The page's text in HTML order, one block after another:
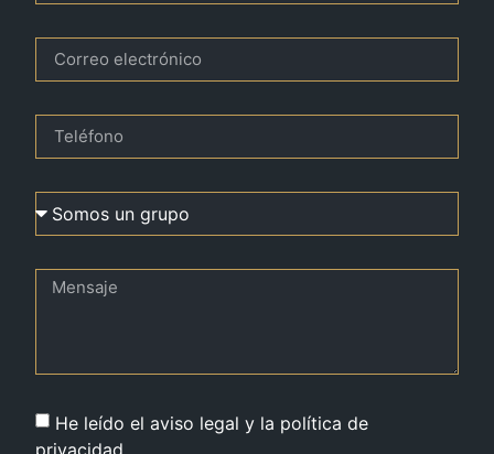
He leído el aviso legal y la política de
privacidad